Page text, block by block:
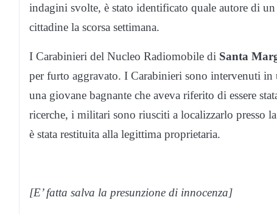
indagini svolte, è stato identificato quale autore di
cittadine la scorsa settimana.
I Carabinieri del Nucleo Radiomobile di Santa
per furto aggravato. I Carabinieri sono intervenuti
una giovane bagnante che aveva riferito di essere
ricerche, i militari sono riusciti a localizzarlo presso
è stata restituita alla legittima proprietaria.
[E’ fatta salva la presunzione di innocenza]